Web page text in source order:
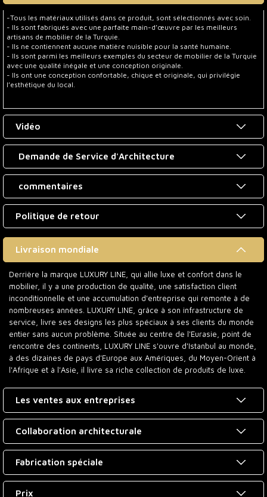
-Tous les matériaux utilisés dans ce produit, sont sélectionnés avec soin.
- Ils sont fabriqués avec une parfaite main-d’œuvre par les meilleurs
artisans de mobilier de la Turquie.
- Ils ne contiennent aucune matière nuisible pour la santé humaine.
- Ils sont parmi les meilleurs exemples du secteur de mobilier de la Turquie
avec une qualité inégale et une conception originale.
- Ils ont une conception confortable, chique et originale, qui privilégie
l’esthétique du local.
Vidéo
Demande de Service d'Architecture
commentaires
Politique de retour
Livraison mondiale
Derrière la marque LUXURY LINE, qui allie luxe et confort dans le
mobilier, il y a une production de qualité, une satisfaction client
inconditionnelle et une accumulation d'entreprise qui remonte à de
nombreuses années. LUXURY LINE, grâce à son infrastructure de
service, livre ses designs les plus spéciaux à ses clients du monde
entier sans aucun problème. Située au centre de l'Eurasie, point de
rencontre des continents, LUXURY LINE s'ouvre d'Istanbul au monde,
à des dizaines de pays d'Europe aux Amériques, du Moyen-Orient à
l'Afrique et à l'Asie, il livre sa riche collection de produits de luxe.
Les ventes aux entreprises
Collaboration architecturale
Fabrication spéciale
Prix